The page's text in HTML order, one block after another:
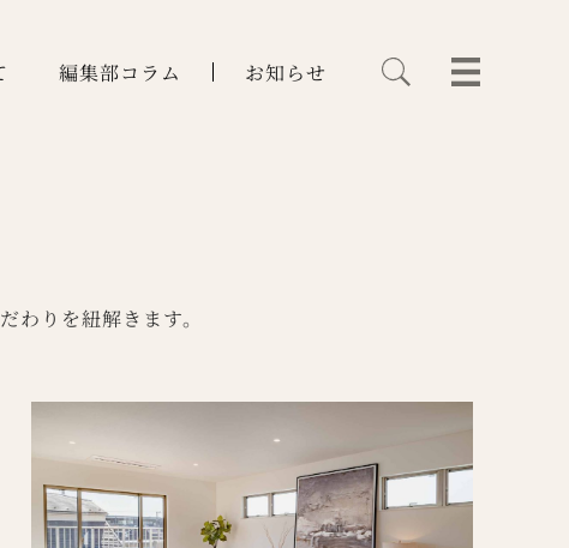
編集部コラム お知らせ
わりを紐解きます。